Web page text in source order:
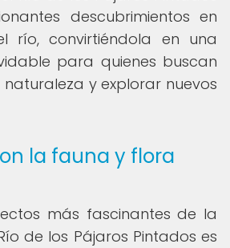
descubrimientos en
río, convirtiéndola en una
para quienes buscan
y explorar nuevos
la fauna y flora
más fascinantes de la
de los Pájaros Pintados es